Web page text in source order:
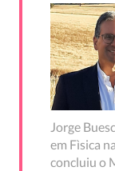
Jorge
em Fìsica
concluiu o